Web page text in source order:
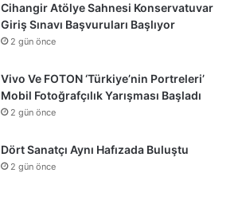
Cihangir Atölye Sahnesi Konservatuvar
Giriş Sınavı Başvuruları Başlıyor
2 gün önce
Vivo Ve FOTON ‘Türkiye’nin Portreleri’
Mobil Fotoğrafçılık Yarışması Başladı
2 gün önce
Dört Sanatçı Aynı Hafızada Buluştu
2 gün önce